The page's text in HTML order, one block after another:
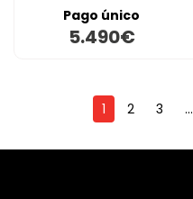
Pago único
5.490€
1 2 3 ...